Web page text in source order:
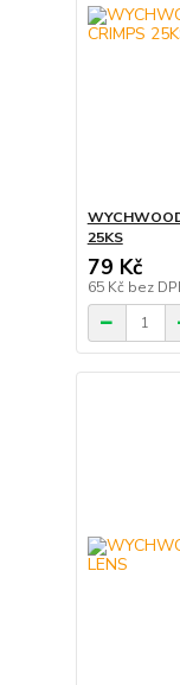
25KS
79 Kč
65 Kč bez